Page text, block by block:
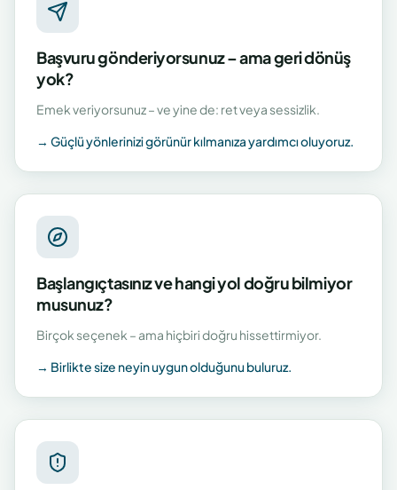
Başvuru gönderiyorsunuz – ama geri dönüş
yok?
Emek veriyorsunuz – ve yine de: ret veya sessizlik.
→ Güçlü yönlerinizi görünür kılmanıza yardımcı oluyoruz.
Başlangıçtasınız ve hangi yol doğru bilmiyor
musunuz?
Birçok seçenek – ama hiçbiri doğru hissettirmiyor.
→ Birlikte size neyin uygun olduğunu buluruz.